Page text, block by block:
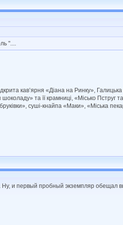
"....
кав’ярня «Діана на Ринку»,
та її крамниці, «Місько Пструг
суші-кнайпа «Маки», «Міська
и первый пробный экземпляр обещал